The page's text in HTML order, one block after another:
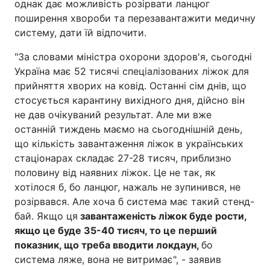
Тема оформлення
однак дає можливість розірвати ланцюг
поширення хвороби та перезавантажити медичну
систему, дати їй відпочити.
"За словами міністра охорони здоров'я, сьогодні
Україна має 52 тисячі спеціалізованих ліжок для
прийняття хворих на ковід. Останні сім днів, що
стосується карантину вихідного дня, дійсно він
не дав очікуваний результат. Але ми вже
останній тиждень маємо на сьогоднішній день,
що кількість завантаження ліжок в українських
стаціонарах складає 27-28 тисяч, приблизно
половину від наявних ліжок. Це не так, як
хотілося б, бо ланцюг, нажаль не зупинився, не
розірвався. Але хоча б система має такий стенд-
бай. Якщо ця завантаженість ліжок буде рости,
якщо це буде 35-40 тисяч, то це перший
показник, що треба вводити локдаун, бо
система ляже, вона не витримає", - заявив